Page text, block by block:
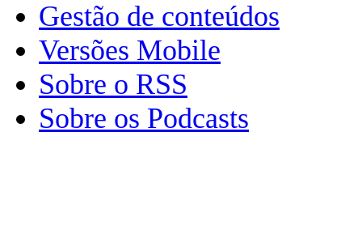
Gestão de conteúdos
Versões Mobile
Sobre o RSS
Sobre os Podcasts